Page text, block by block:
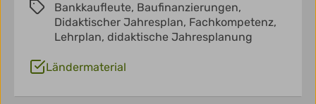
Bankkaufleute, Baufinanzierungen,
Didaktischer Jahresplan, Fachkompetenz,
Lehrplan, didaktische Jahresplanung
Ländermaterial